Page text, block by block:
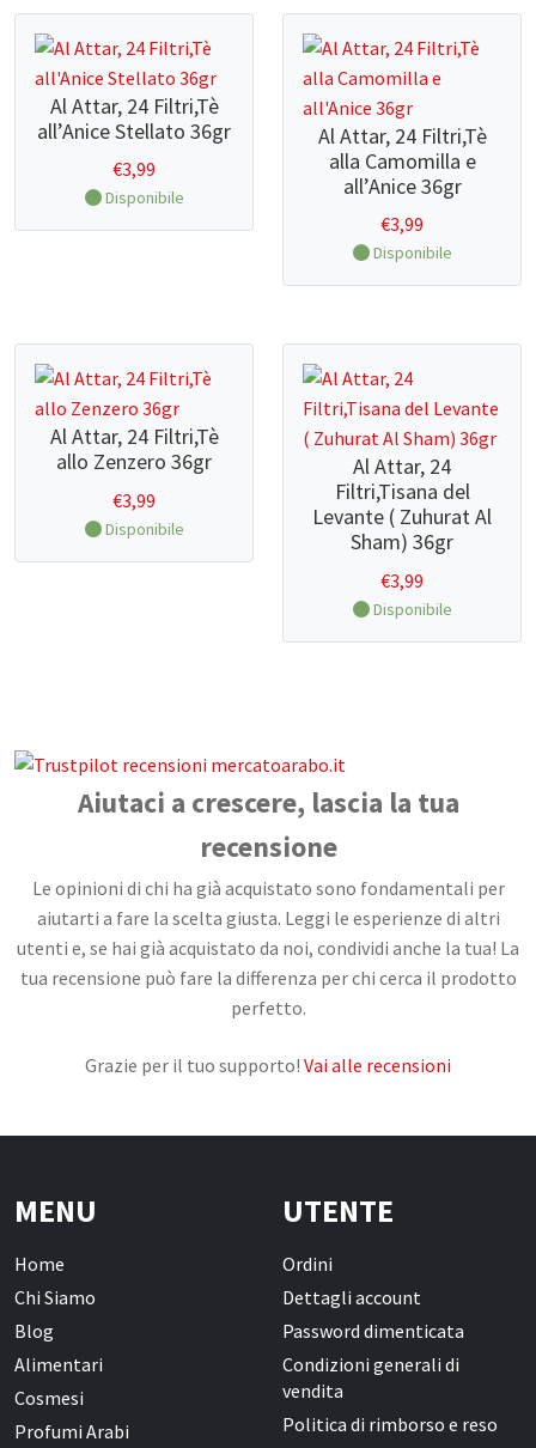
Al Attar, 24 Filtri,Tè
all’Anice Stellato 36gr
€3,99
Disponibile
Al Attar, 24 Filtri,Tè
alla Camomilla e
all’Anice 36gr
€3,99
Disponibile
Al Attar, 24 Filtri,Tè
allo Zenzero 36gr
€3,99
Disponibile
Al Attar, 24
Filtri,Tisana del
Levante ( Zuhurat Al
Sham) 36gr
€3,99
Disponibile
Aiutaci a crescere, lascia la tua
recensione
Le opinioni di chi ha già acquistato sono fondamentali per
aiutarti a fare la scelta giusta. Leggi le esperienze di altri
utenti e, se hai già acquistato da noi, condividi anche la tua! La
tua recensione può fare la differenza per chi cerca il prodotto
perfetto.
Grazie per il tuo supporto! Vai alle recensioni
MENU
Home
Chi Siamo
Blog
Alimentari
Cosmesi
Profumi Arabi
UTENTE
Ordini
Dettagli account
Password dimenticata
Condizioni generali di
vendita
Politica di rimborso e reso